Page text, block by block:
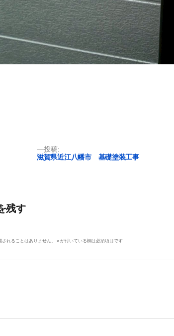
投稿:
滋賀県近江八幡市 基礎塗装工事
残す
れることはありません。 ※ が付いている欄は必須項目です